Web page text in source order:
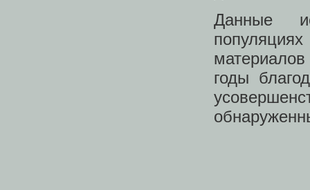
Данные
годы